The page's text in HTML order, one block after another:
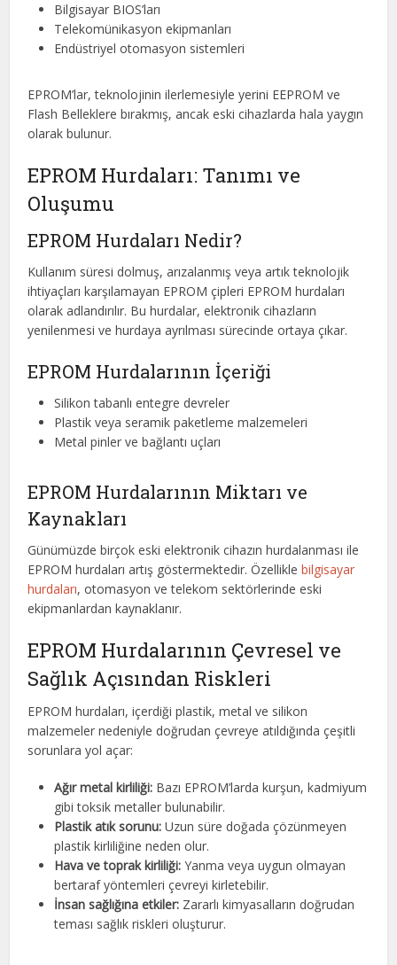
Bilgisayar BIOS’ları
Telekomünikasyon ekipmanları
Endüstriyel otomasyon sistemleri
EPROM’lar, teknolojinin ilerlemesiyle yerini EEPROM ve
Flash Belleklere bırakmış, ancak eski cihazlarda hala yaygın
olarak bulunur.
EPROM Hurdaları: Tanımı ve
Oluşumu
EPROM Hurdaları Nedir?
Kullanım süresi dolmuş, arızalanmış veya artık teknolojik
ihtiyaçları karşılamayan EPROM çipleri EPROM hurdaları
olarak adlandırılır. Bu hurdalar, elektronik cihazların
yenilenmesi ve hurdaya ayrılması sürecinde ortaya çıkar.
EPROM Hurdalarının İçeriği
Silikon tabanlı entegre devreler
Plastik veya seramik paketleme malzemeleri
Metal pinler ve bağlantı uçları
EPROM Hurdalarının Miktarı ve
Kaynakları
Günümüzde birçok eski elektronik cihazın hurdalanması ile
EPROM hurdaları artış göstermektedir. Özelliklebilgisayar
hurdaları, otomasyon ve telekom sektörlerinde eski
ekipmanlardan kaynaklanır.
EPROM Hurdalarının Çevresel ve
Sağlık Açısından Riskleri
EPROM hurdaları, içerdiği plastik, metal ve silikon
malzemeler nedeniyle doğrudan çevreye atıldığında çeşitli
sorunlara yol açar:
Ağır metal kirliliği: Bazı EPROM’larda kurşun, kadmiyum
gibi toksik metaller bulunabilir.
Plastik atık sorunu: Uzun süre doğada çözünmeyen
plastik kirliliğine neden olur.
Hava ve toprak kirliliği: Yanma veya uygun olmayan
bertaraf yöntemleri çevreyi kirletebilir.
İnsan sağlığına etkiler: Zararlı kimyasalların doğrudan
teması sağlık riskleri oluşturur.